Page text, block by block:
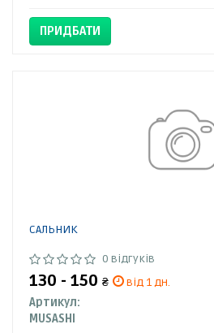
ПРИДБАТИ
САЛЬНИК
0 відгуків
130 - 150 ₴
від 1 дн.
Артикул:
MUSASHI